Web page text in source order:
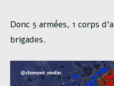
Donc 5 armées, 1 corps
brigades.